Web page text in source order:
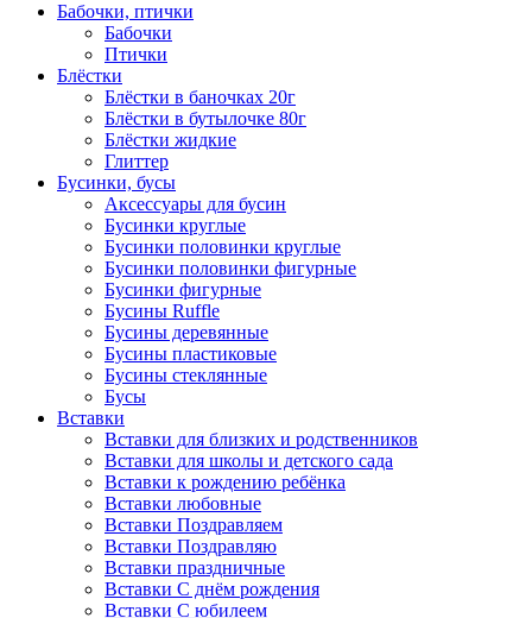
Бабочки, птички
Бабочки
Птички
Блёстки
Блёстки в баночках 20г
Блёстки в бутылочке 80г
Блёстки жидкие
Глиттер
Бусинки, бусы
Аксессуары для бусин
Бусинки круглые
Бусинки половинки круглые
Бусинки половинки фигурные
Бусинки фигурные
Бусины Ruffle
Бусины деревянные
Бусины пластиковые
Бусины стеклянные
Бусы
Вставки
Вставки для близких и родственников
Вставки для школы и детского сада
Вставки к рождению ребёнка
Вставки любовные
Вставки Поздравляем
Вставки Поздравляю
Вставки праздничные
Вставки С днём рождения
Вставки С юбилеем